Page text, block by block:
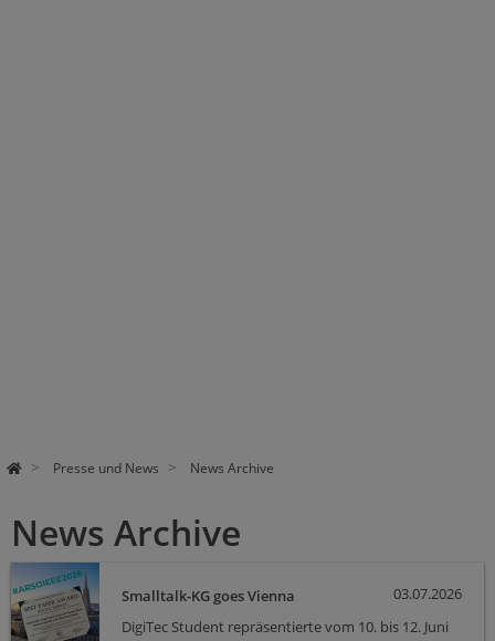
Presse und News News Archive
News Archive
03.07.2026
Smalltalk-KG goes Vienna
DigiTec Student repräsentierte vom 10. bis 12. Juni